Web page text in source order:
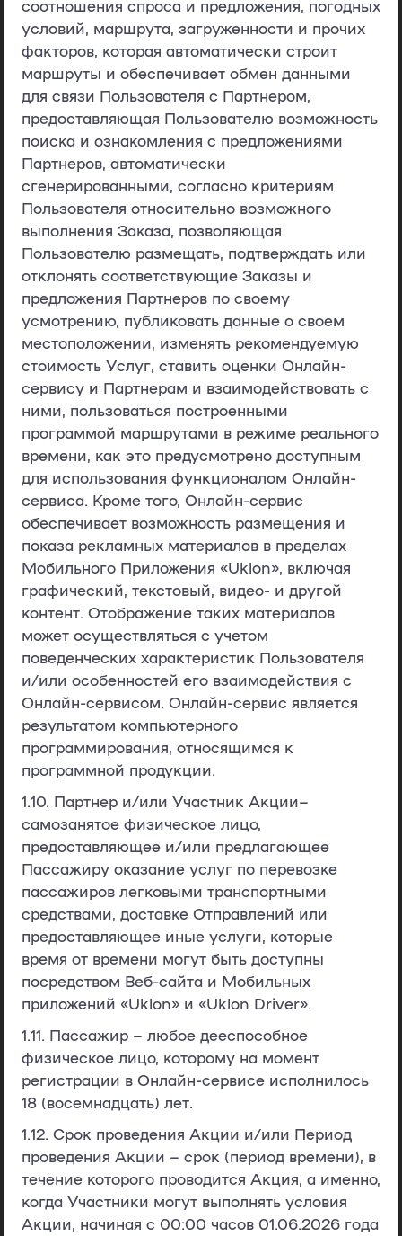
соотношения спроса и предложения, погодных
условий, маршрута, загруженности и прочих
факторов, которая автоматически строит
маршруты и обеспечивает обмен данными
для связи Пользователя с Партнером,
предоставляющая Пользователю возможность
поиска и ознакомления с предложениями
Партнеров, автоматически
сгенерированными, согласно критериям
Пользователя относительно возможного
выполнения Заказа, позволяющая
Пользователю размещать, подтверждать или
отклонять соответствующие Заказы и
предложения Партнеров по своему
усмотрению, публиковать данные о своем
местоположении, изменять рекомендуемую
стоимость Услуг, ставить оценки Онлайн-
сервису и Партнерам и взаимодействовать с
ними, пользоваться построенными
программой маршрутами в режиме реального
времени, как это предусмотрено доступным
для использования функционалом Онлайн-
сервиса. Кроме того, Онлайн-сервис
обеспечивает возможность размещения и
показа рекламных материалов в пределах
Мобильного Приложения «Uklon», включая
графический, текстовый, видео- и другой
контент. Отображение таких материалов
может осуществляться с учетом
поведенческих характеристик Пользователя
и/или особенностей его взаимодействия с
Онлайн-сервисом. Онлайн-сервис является
результатом компьютерного
программирования, относящимся к
программной продукции.
1.10. Партнер и/или Участник Акции–
самозанятое физическое лицо,
предоставляющее и/или предлагающее
Пассажиру оказание услуг по перевозке
пассажиров легковыми транспортными
средствами, доставке Отправлений или
предоставляющее иные услуги, которые
время от времени могут быть доступны
посредством Веб-сайта и Мобильных
приложений «Uklon» и «Uklon Driver».
1.11. Пассажир – любое дееспособное
физическое лицо, которому на момент
регистрации в Онлайн-сервисе исполнилось
18 (восемнадцать) лет.
1.12. Срок проведения Акции и/или Период
проведения Акции – срок (период времени), в
течение которого проводится Акция, а именно,
когда Участники могут выполнять условия
Акции, начиная с 00:00 часов 01.06.2026 года